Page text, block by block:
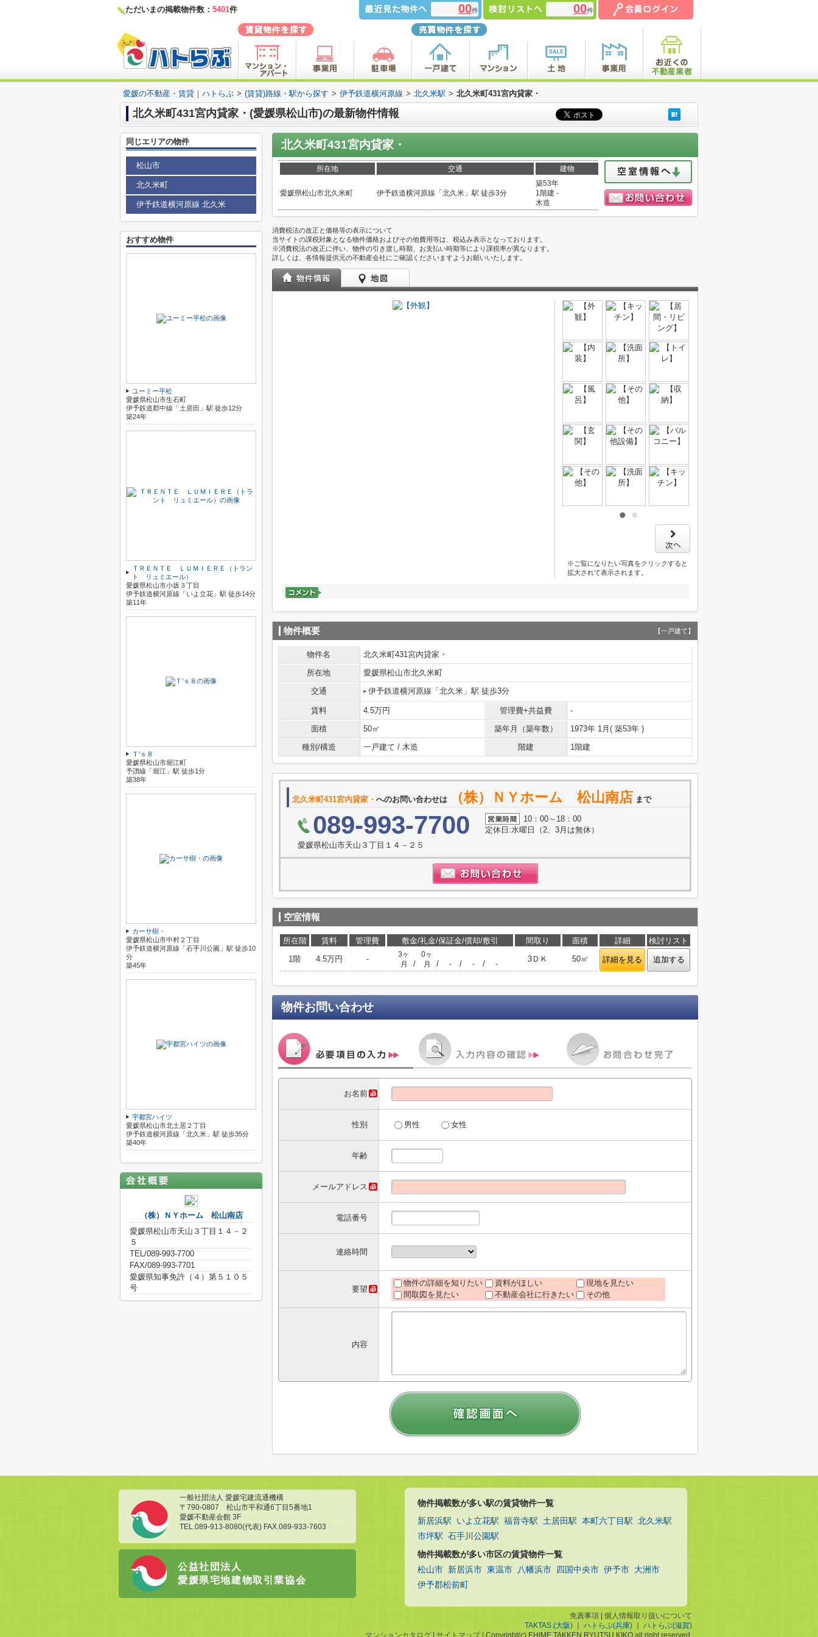
ただいまの掲載物件数： 5401件 00件 00件
愛媛の不動産・賃貸｜ハトらぶ > (賃貸)路線・駅から探す > 伊予鉄道横河原線 > 北久米駅 > 北久米町431宮内貸家・
北久米町431宮内貸家・(愛媛県松山市)の最新物件情報
北久米町431宮内貸家・
所在地 交通 建物
愛媛県松山市北久米町 伊予鉄道横河原線「北久米」駅 徒歩3分
築53年
1階建 -
木造
消費税法の改正と価格等の表示について
当サイトの課税対象となる物件価格およびその他費用等は、税込み表示となっております。
※消費税法の改正に伴い、物件の引き渡し時期、お支払い時期等により課税率が異なります。
詳しくは、各情報提供元の不動産会社にご確認くださいますようお願いいたします。
※ご覧になりたい写真をクリックすると
拡大されて表示されます。
物件概要 【一戸建て】
物件名
北久米町431宮内貸家・
所在地
愛媛県松山市北久米町
交通
伊予鉄道横河原線「北久米」駅 徒歩3分
賃料 4.5万円 管理費+共益費
-
面積
50㎡ 築年月（築年数）
1973年 1月( 築53年 )
種別/構造
一戸建て / 木造 階建 1階建
北久米町431宮内貸家・ へのお問い合わせは （株）ＮＹホーム 松山南店 まで
089-993-7700
10：00～18：00
定休日:水曜日（2、3月は無休）
愛媛県松山市天山３丁目１４－２５
空室情報
所在階 賃料 管理費 敷金/礼金/保証金/償却/敷引 間取り 面積 詳細
検討リスト
1階
4.5万円 -
3ヶ
月
/
0ヶ
月
/ - / - / -
3ＤＫ 50㎡ 詳細を見る 追加する
物件お問い合わせ
お名前
性別 男性 女性
年齢
メールアドレス
電話番号
連絡時間
要望
物件の詳細を知りたい 資料がほしい
現地を見たい
間取図を見たい
不動産会社に行きたい その他
内容
同じエリアの物件
松山市
北久米町
伊予鉄道横河原線 北久米
おすすめ物件
ユーミー平松
愛媛県松山市生石町
伊予鉄道郡中線「土居田」駅 徒歩12分
築24年
ＴＲＥＮＴＥ ＬＵＭＩＥＲＥ（トラン
ト リュミエール）
愛媛県松山市小坂３丁目
伊予鉄道横河原線「いよ立花」駅 徒歩14分
築11年
Ｔ’ｓ８
愛媛県松山市堀江町
予讃線「堀江」駅 徒歩1分
築38年
カーサ樹・
愛媛県松山市中村２丁目
伊予鉄道横河原線「石手川公園」駅 徒歩10
分
築45年
宇都宮ハイツ
愛媛県松山市北土居２丁目
伊予鉄道横河原線「北久米」駅 徒歩35分
築40年
（株）ＮＹホーム 松山南店
愛媛県松山市天山３丁目１４－２
５
TEL/089-993-7700
FAX/089-993-7701
愛媛県知事免許（４）第５１０５
号
一般社団法人 愛媛宅建流通機構
〒790-0807 松山市平和通6丁目5番地1
愛媛不動産会館 3F
TEL.089-913-8080(代表) FAX.089-933-7603
公益社団法人
愛媛県宅地建物取引業協会
物件掲載数が多い駅の賃貸物件一覧
新居浜駅 いよ立花駅 福音寺駅 土居田駅 本町六丁目駅 北久米駅
市坪駅 石手川公園駅
物件掲載数が多い市区の賃貸物件一覧
松山市 新居浜市 東温市 八幡浜市 四国中央市 伊予市 大洲市
伊予郡松前町
免責事項
個人情報取り扱いについて
TAKTAS.(大阪)
ハトらぶ(兵庫)
ハトらぶ(滋賀)
マンションカタログ
サイトマップ| Copyright(c) EHIME TAKKEN RYUTSU KIKO all right reserved.